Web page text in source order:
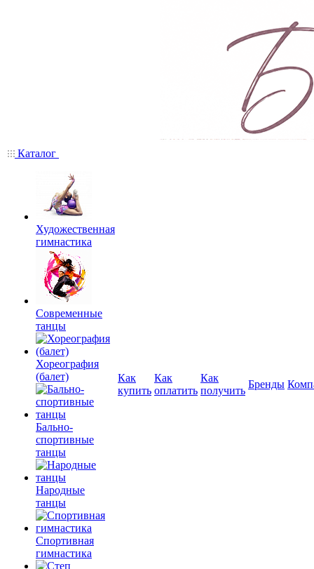
Каталог
Художественная
гимнастика
Современные
танцы
Хореография
(балет)
Бально-
спортивные
танцы
Народные
танцы
Спортивная
гимнастика
Как
купить
Как
оплатить
Как
получить
Бренды